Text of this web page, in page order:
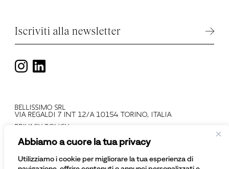
Abbiamo a cuore la tua privacy
Utilizziamo i cookie per migliorare la tua esperienza di
Iscriviti alla newsletter
BELLISSIMO SRL
VIA REGALDI 7 INT 12/A 10154 TORINO, ITALIA
PRIVACY POLICY
PARTITA IVA: IT 08081430012
© BELLISSIMO SRL